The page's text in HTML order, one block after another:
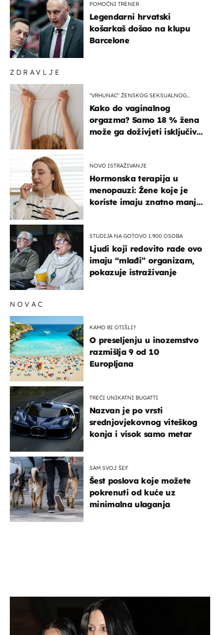
ZDRAVLJE
"VRHUNAC" ŽENSKOG SEKSUALNOG
Kako do vaginalnog
orgazma? Samo 18 % žena
može ga doživjeti isključivo
NOVO ISTRAŽIVANJE
Hormonska terapija u
menopauzi: Žene koje je
koriste imaju znatno manji
STUDIJA NA GOTOVO 1.900 OSOBA
Ljudi koji redovito rade ovo
imaju “mlađi” organizam,
pokazuje istraživanje
POMOĆNI TRENER
Legendarni hrvatski
košarkaš došao na klupu
Barcelone
NOVAC
KAMO BI OTIŠLI?
O preseljenju u inozemstvo
razmišlja 9 od 10
Europljana
TREĆI UNIKATNI BUGATTI
Nazvan je po vrsti
srednjovjekovnog viteškog
konja i visok samo metar
SAM SVOJ ŠEF
Šest poslova koje možete
pokrenuti od kuće uz
minimalna ulaganja